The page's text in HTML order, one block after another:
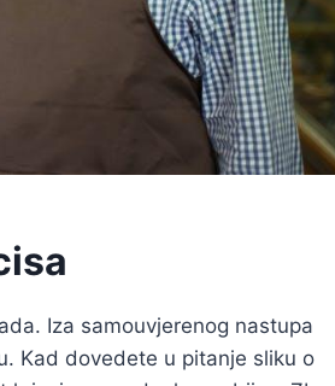
Iza samouvjerenog nastupa
Kad dovedete u pitanje sliku o